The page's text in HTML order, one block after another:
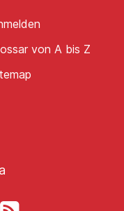
von A bis Z